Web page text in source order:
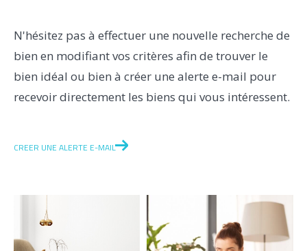
N'hésitez pas à effectuer une nouvelle recherche de
bien en modifiant vos critères afin de trouver le
bien idéal ou bien à créer une alerte e-mail pour
recevoir directement les biens qui vous intéressent.
CREER UNE ALERTE E-MAIL
1 2 3 4 5+